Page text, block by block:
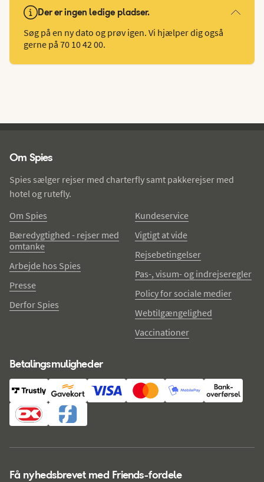
Der er ingen ledige pladser.
Søg på en ny dato og prøv igen. Vi hjælper dig også
gerne på 70 10 42 00.
Om Spies
Spies sælger rejser med charterfly samt pakkerejser med
hotel og rutefly.
Om Spies
Bæredygtighed - rejser med
omtanke
Arbejde hos Spies
Presse
Derfor Spies
Kundeservice
Vigtigt at vide
Rejsebetingelser
Pas-, visum- og indrejseregler
Policy for sociale medier
Webtilgængelighed
Vaccinationer
Betalingsmuligheder
Få nyhedsbrevet med Friends-fordele